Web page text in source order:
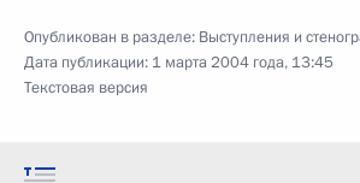
Опубликован в разделе: Выступления и
Дата публикации: 1 марта 2004 года, 13:45
Текстовая версия